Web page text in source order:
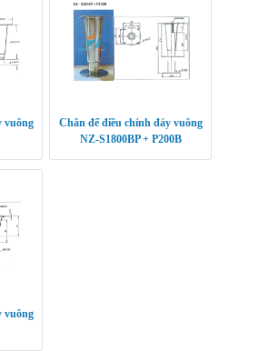
vuông
Chân đế điều chỉnh đáy vuông
NZ-S1800BP + P200B
vuông